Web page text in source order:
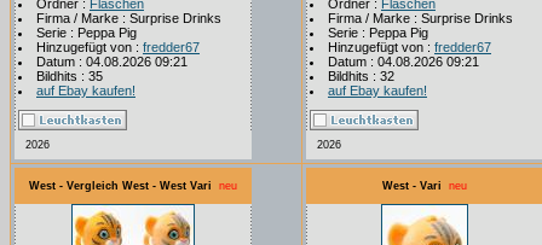
Ordner : Flaschen
Firma / Marke : Surprise Drinks
Serie : Peppa Pig
Hinzugefügt von : fredder67
Datum : 04.08.2026 09:21
Bildhits : 35
auf Ebay kaufen!
2026
Ordner : Flaschen
Firma / Marke : Surprise Drinks
Serie : Peppa Pig
Hinzugefügt von : fredder67
Datum : 04.08.2026 09:21
Bildhits : 32
auf Ebay kaufen!
2026
West - Vergleich West - West Vari neu West - Vari neu